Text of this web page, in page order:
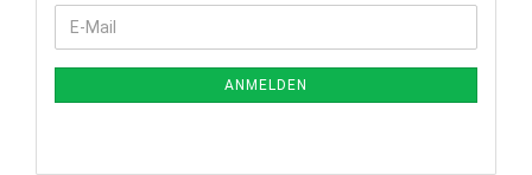
ZUR
E-
Mail
ANMELDEN